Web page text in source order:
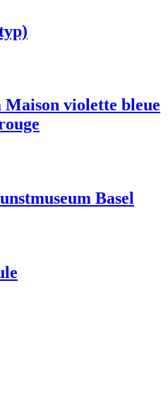
violette bleue
Basel